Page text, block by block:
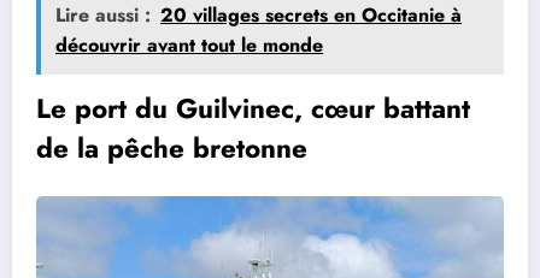
Lire aussi : 20 villages secrets en Occitanie à
découvrir avant tout le monde
Le port du Guilvinec, cœur battant
de la pêche bretonne